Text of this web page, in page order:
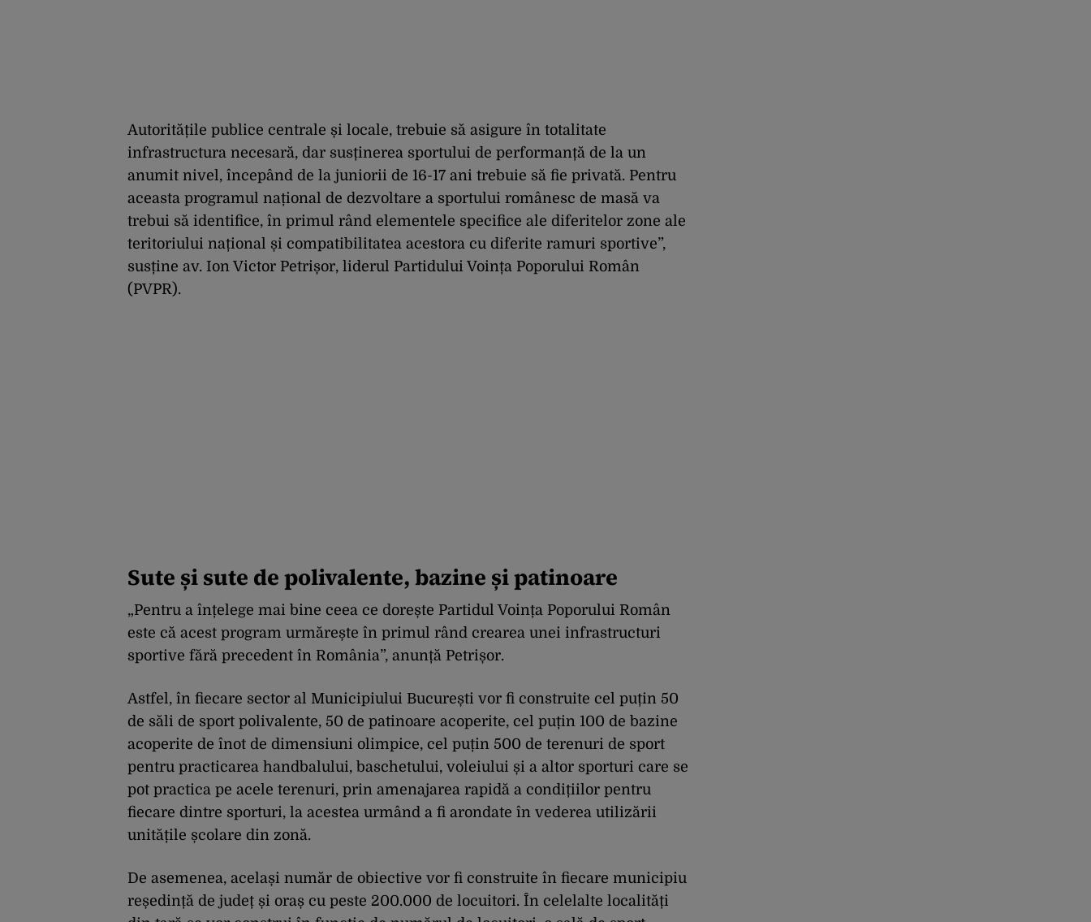
Autoritățile publice centrale și locale, trebuie să asigure în totalitate
infrastructura necesară, dar susținerea sportului de performanță de la un
anumit nivel, începând de la juniorii de 16-17 ani trebuie să fie privată. Pentru
aceasta programul național de dezvoltare a sportului românesc de masă va
trebui să identifice, în primul rând elementele specifice ale diferitelor zone ale
teritoriului național și compatibilitatea acestora cu diferite ramuri sportive”,
susține av. Ion Victor Petrișor, liderul Partidului Voința Poporului Român
(PVPR).
Sute și sute de polivalente, bazine și patinoare
„Pentru a înțelege mai bine ceea ce dorește Partidul Voința Poporului Român
este că acest program urmărește în primul rând crearea unei infrastructuri
sportive fără precedent în România”, anunță Petrișor.
Astfel, în fiecare sector al Municipiului București vor fi construite cel puțin 50
de săli de sport polivalente, 50 de patinoare acoperite, cel puțin 100 de bazine
acoperite de înot de dimensiuni olimpice, cel puțin 500 de terenuri de sport
pentru practicarea handbalului, baschetului, voleiului și a altor sporturi care se
pot practica pe acele terenuri, prin amenajarea rapidă a condițiilor pentru
fiecare dintre sporturi, la acestea urmând a fi arondate în vederea utilizării
unitățile școlare din zonă.
De asemenea, același număr de obiective vor fi construite în fiecare municipiu
reședință de județ și oraș cu peste 200.000 de locuitori. În celelalte localități